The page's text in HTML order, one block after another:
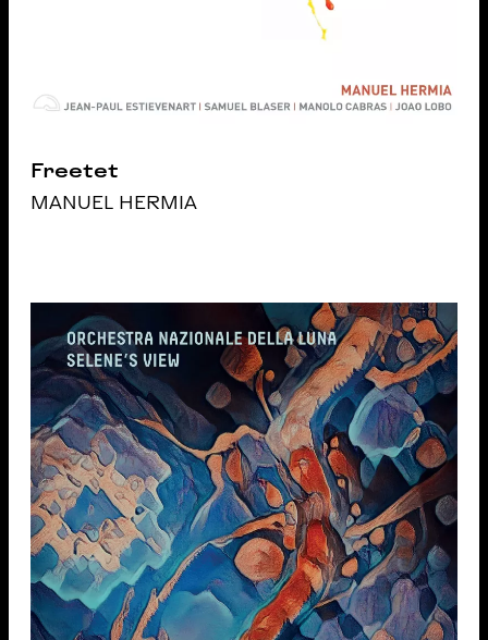
Freetet
MANUEL HERMIA